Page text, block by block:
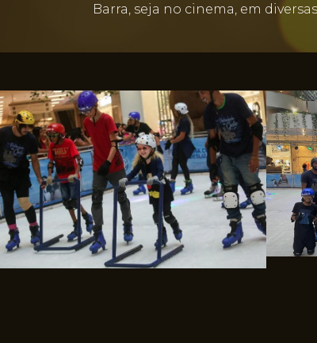
Barra, seja no cinema, em